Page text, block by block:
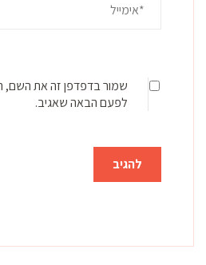
שמור בדפדפן זה את השם,
לפעם הבאה שאגיב.